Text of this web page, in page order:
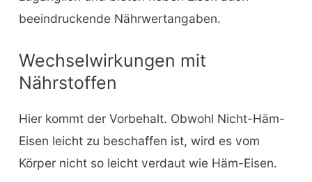
beeindruckende Nährwertangaben.
Wechselwirkungen mit
Nährstoffen
Hier kommt der Vorbehalt. Obwohl Nicht-Häm-
Eisen leicht zu beschaffen ist, wird es vom
Körper nicht so leicht verdaut wie Häm-Eisen.